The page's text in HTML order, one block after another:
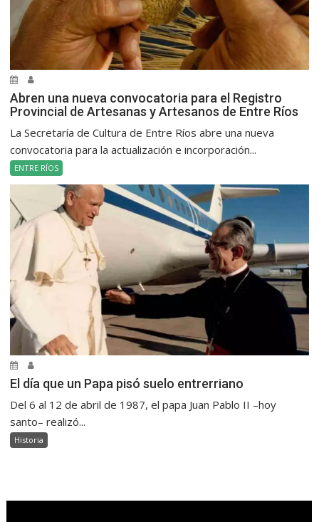
Abren una nueva convocatoria para el Registro
Provincial de Artesanas y Artesanos de Entre Ríos
La Secretaría de Cultura de Entre Ríos abre una nueva
convocatoria para la actualización e incorporación...
ENTRE RÍOS
El día que un Papa pisó suelo entrerriano
Del 6 al 12 de abril de 1987, el papa Juan Pablo II –hoy
santo– realizó...
Historia